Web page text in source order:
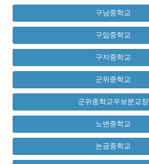
구남중학교
구암중학교
구지중학교
군위중학교
군위중학교우보분교장
노변중학교
논공중학교